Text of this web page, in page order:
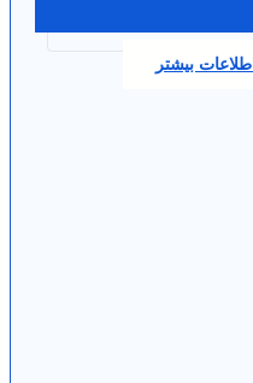
اطلاعات بیشتر